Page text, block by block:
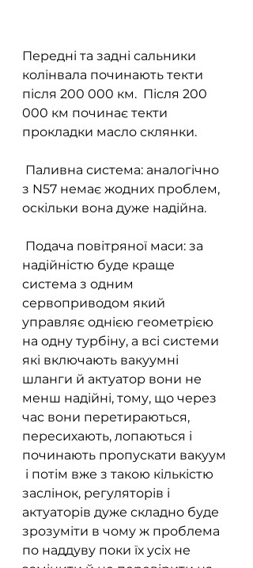
Передні та задні сальники
колінвала починають текти
після 200 000 км.  Після 200
000 км починає текти
прокладки масло склянки.
з N57 немає жодних проблем,
оскільки вона дуже надійна.
надійністю буде краще
система з одним
сервоприводом який
управляє однією геометрією
на одну турбіну, а всі системи
які включають вакуумні
шланги й актуатор вони не
менш надійні, тому, що через
час вони перетираються,
пересихають, лопаються і
починають пропускати вакуум
і потім вже з такою кількістю
заслінок, регуляторів і
актуаторів дуже складно буде
зрозуміти в чому ж проблема
по наддуву поки їх усіх не